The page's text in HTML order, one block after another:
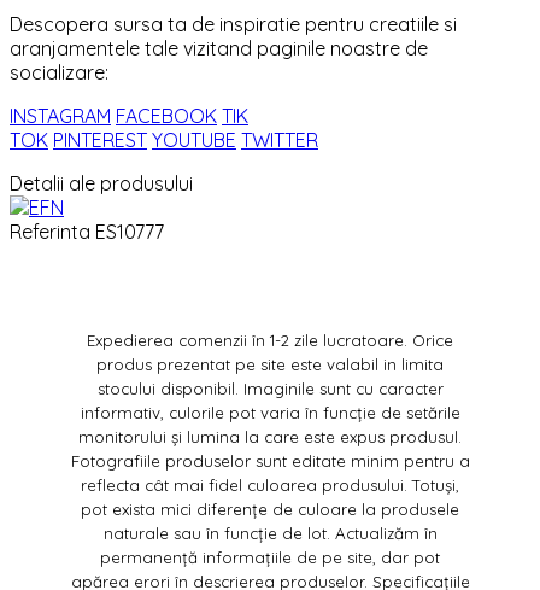
Descopera sursa ta de inspiratie pentru creatiile si
aranjamentele tale vizitand paginile noastre de
socializare:
INSTAGRAM FACEBOOK TIK
TOK PINTEREST YOUTUBE TWITTER
Detalii ale produsului
Referinta ES10777
Expedierea comenzii în 1-2 zile lucratoare. Orice
produs prezentat pe site este valabil in limita
stocului disponibil. Imaginile sunt cu caracter
informativ, culorile pot varia în funcție de setările
monitorului și lumina la care este expus produsul.
Fotografiile produselor sunt editate minim pentru a
reflecta cât mai fidel culoarea produsului. Totuși,
pot exista mici diferențe de culoare la produsele
naturale sau în funcție de lot. Actualizăm în
permanență informațiile de pe site, dar pot
apărea erori în descrierea produselor. Specificațiile